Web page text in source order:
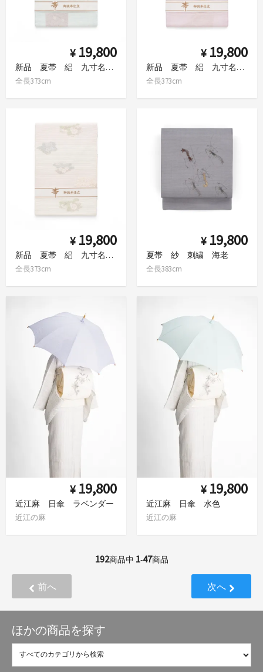
¥ 19,800
新品 夏帯 絽 九寸名古屋帯 市松唐花 薄水色
全長373cm
¥ 19,800
新品 夏帯 絽 九寸名古屋帯 金と銀の雪輪
全長373cm
¥ 19,800
新品 夏帯 絽 九寸名古屋帯 秋草模様
全長373cm
¥ 19,800
夏帯 紗 刺繍 海老
全長383cm
¥ 19,800
近江麻 日傘 ラベンダー
近江の麻
¥ 19,800
近江麻 日傘 水色
近江の麻
192商品中 1-47商品
前へ 次へ
ほかの商品を探す